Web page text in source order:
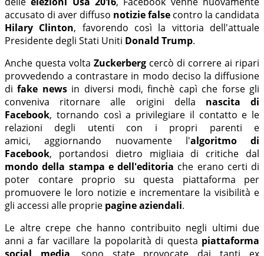
accusato di aver diffuso notizie false contro la candidata
Hilary Clinton, favorendo così la vittoria dell'attuale
Presidente degli Stati Uniti Donald Trump.
Anche questa volta Zuckerberg cercò di correre ai ripari
provvedendo a contrastare in modo deciso la diffusione
difake newsin diversi modi, finchè capì che forse gli
conveniva ritornare alle origini della nascita di
Facebook, tornando così a privilegiare il contatto e le
relazioni degli utenti con i propri parenti e
amici, aggiornando nuovamente l'algoritmo di
Facebook, portandosi dietro migliaia di critiche dal
mondo della stampa e dell'editoria che erano certi di
poter contare proprio su questa piattaforma per
promuovere le loro notizie e incrementare la visibilità e
gli accessi alle proprie pagine aziendali.
Le altre crepe che hanno contribuito negli ultimi due
anni a far vacillare la popolarità di questa piattaforma